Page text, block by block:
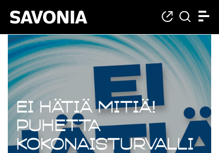
Ei hätiä mitiä!
Puhetta
kokonaisturvalli